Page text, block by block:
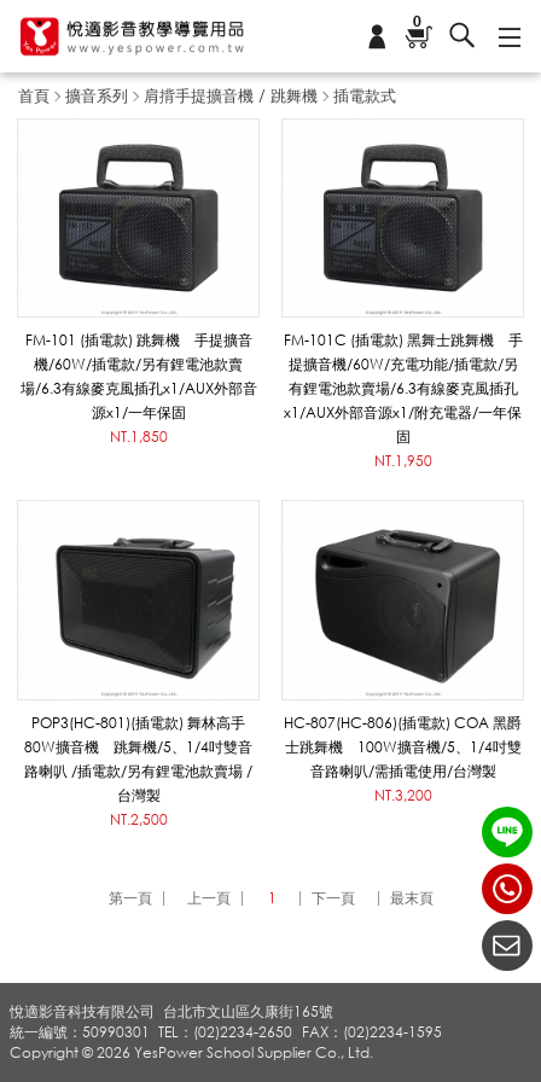
0
首頁 擴音系列 肩揹手提擴音機 / 跳舞機 插電款式
電
款
_
肩
手
音
FM-101 (插電款) 跳舞機 手提擴音
機/60W/插電款/另有鋰電池款賣
場/6.3有線麥克風插孔x1/AUX外部音
源x1/一年保固
NT.1,850
FM-101C (插電款) 黑舞士跳舞機 手
提擴音機/60W/充電功能/插電款/另
有鋰電池款賣場/6.3有線麥克風插孔
x1/AUX外部音源x1/附充電器/一年保
固
NT.1,950
POP3(HC-801)(插電款) 舞林高手
80W擴音機 跳舞機/5、1/4吋雙音
路喇叭 /插電款/另有鋰電池款賣場 /
台灣製
NT.2,500
HC-807(HC-806)(插電款) COA 黑爵
士跳舞機 100W擴音機/5、1/4吋雙
音路喇叭/需插電使用/台灣製
NT.3,200
第一頁 上一頁 1 下一頁 最末頁
悅適影音科技有限公司
TEL：(02)2234-2650 FAX：(02)2234-1595
台北市文山區久康街165號
統一編號：50990301
Copyright © 2026 YesPower School Supplier Co., Ltd.